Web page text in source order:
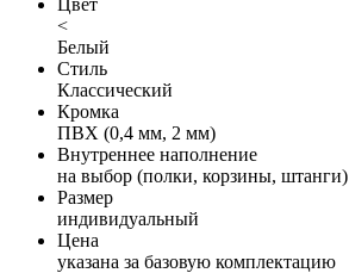
<
Белый
Стиль
Классический
Кромка
ПВХ (0,4 мм, 2 мм)
Внутреннее наполнение
на выбор (полки, корзины, штанги)
Размер
индивидуальный
Цена
указана за базовую комплектацию